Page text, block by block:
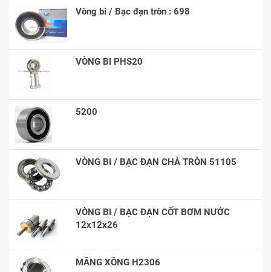
Vòng bi / Bạc đạn tròn : 698
VÒNG BI PHS20
5200
VÒNG BI / BẠC ĐẠN CHÀ TRÒN 51105
VÒNG BI / BẠC ĐẠN CỐT BƠM NƯỚC
12x12x26
MĂNG XÔNG H2306